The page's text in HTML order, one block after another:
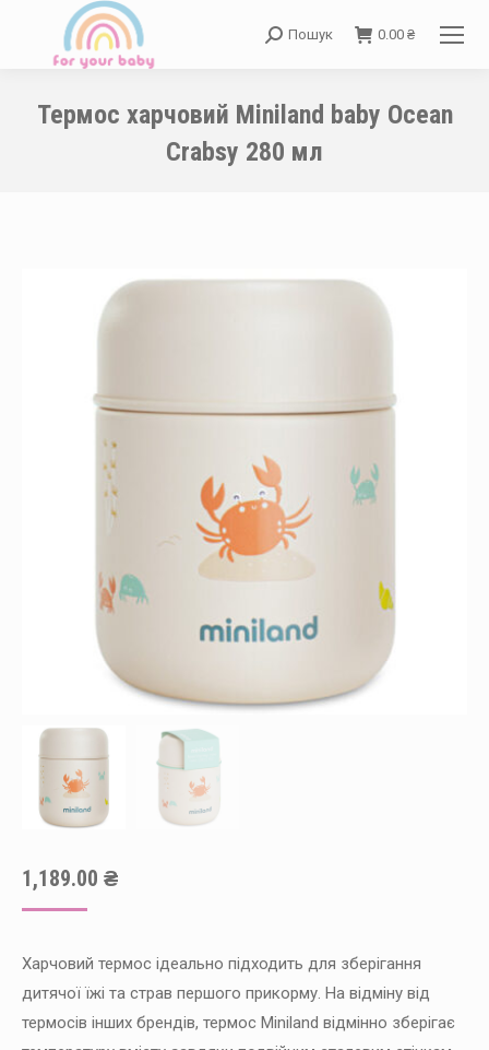
Search:
Пошук 0.00 ₴
Термос харчовий Miniland baby Ocean
Crabsy 280 мл
1,189.00 ₴
Харчовий термос ідеально підходить для зберігання
дитячої їжі та страв першого прикорму. На відміну від
термосів інших брендів, термос Miniland відмінно зберігає